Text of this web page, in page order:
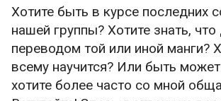
Хотите быть в курсе последних
нашей группы? Хотите знать, что
переводом той или иной манги?
всему научится? Или быть
хотите более часто со мной